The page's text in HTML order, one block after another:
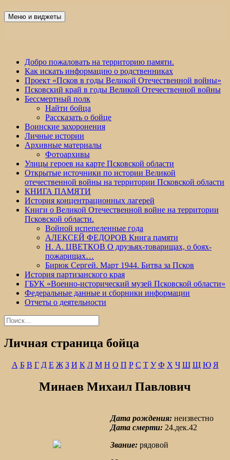
Победа 60
Меню и виджеты
Добро пожаловать на территорию памяти.
Как искать информацию о родственниках
Проект «Псков в годы Великой Отечественной войны»
Псковский край в годы Великой Отечественной войны
Бессмертный полк
Найти бойца
Рассказать о бойце
Воинские захоронения
Личные истории
Архивные материалы
Фотоархивы
Улицы героев на карте Псковской области
Открытые источники по истории Великой
отечественной войны на территории Псковской области
КНИГА ПАМЯТИ
История концентрационных лагерей
Книги о Великой Отечественной войне на территории
Псковской области.
Войной испепеленные года
АЛЕКСЕЙ ФЕДОРОВ Книга памяти
Н. А. ЦВЕТКОВ О друзьях-товарищах, о боях-
пожарищах…
Бирюк Сергей. Март 1944. Битва за Псков
История партизанского края
ГБУК «Военно-исторический музей Псковской области»
Федеральные данные и сборники информации
Отчеты о деятельности
Найти:
Личная страница бойца
А Б В Г Д Е Ж З И К Л М Н О П Р С Т У Ф Х Ч Ш Щ Ю Я
Минаев Михаил Павлович
Дата рождения: неизвестно
Дата смерти: 24.дек.42
Звание: рядовой